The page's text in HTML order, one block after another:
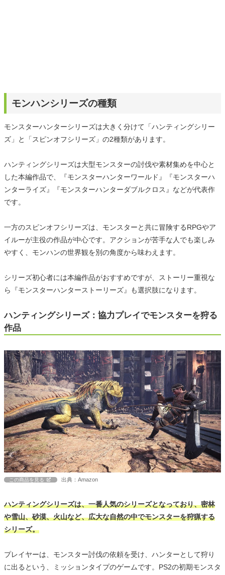
モンハンシリーズの種類
モンスターハンターシリーズは大きく分けて「ハンティングシリー
ズ」と「スピンオフシリーズ」の2種類があります。
ハンティングシリーズは大型モンスターの討伐や素材集めを中心と
した本編作品で、『モンスターハンターワールド』『モンスターハ
ンターライズ』『モンスターハンターダブルクロス』などが代表作
です。
一方のスピンオフシリーズは、モンスターと共に冒険するRPGやア
イルーが主役の作品が中心です。アクションが苦手な人でも楽しみ
やすく、モンハンの世界観を別の角度から味わえます。
シリーズ初心者には本編作品がおすすめですが、ストーリー重視な
ら『モンスターハンターストーリーズ』も選択肢になります。
ハンティングシリーズ：協力プレイでモンスターを狩る
作品
この商品を見る 出典：Amazon
ハンティングシリーズは、一番人気のシリーズとなっており、密林
や雪山、砂漠、火山など、広大な自然の中でモンスターを狩猟する
シリーズ。
プレイヤーは、モンスター討伐の依頼を受け、ハンターとして狩り
に出るという、ミッションタイプのゲームです。PS2の初期モンスタ